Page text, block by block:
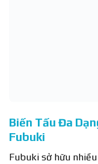
Biến Tấu Đa
Fubuki
Fubuki sở hữu